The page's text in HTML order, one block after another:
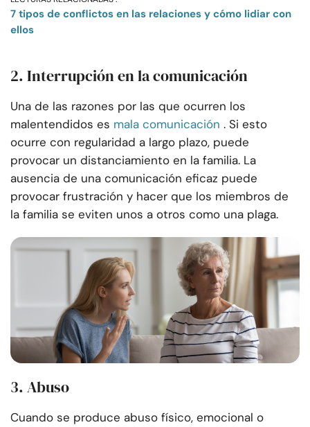
7 tipos de conflictos en las relaciones y cómo lidiar con
ellos
2. Interrupción en la comunicación
Una de las razones por las que ocurren los
malentendidos es mala comunicación . Si esto
ocurre con regularidad a largo plazo, puede
provocar un distanciamiento en la familia. La
ausencia de una comunicación eficaz puede
provocar frustración y hacer que los miembros de
la familia se eviten unos a otros como una plaga.
3. Abuso
Cuando se produce abuso físico, emocional o